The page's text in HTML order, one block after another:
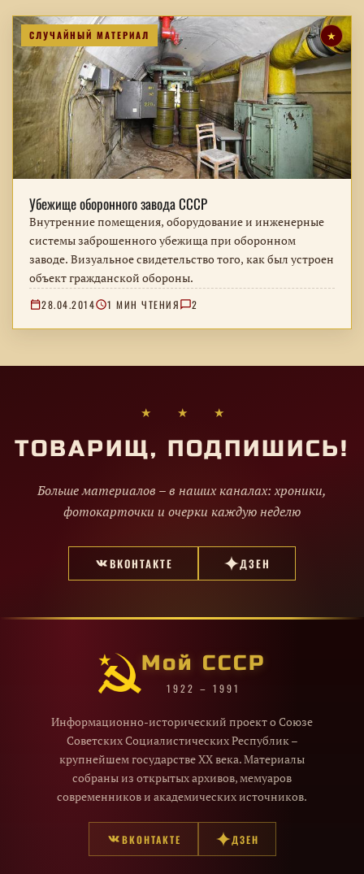
СЛУЧАЙНЫЙ МАТЕРИАЛ ★
Убежище оборонного завода СССР
Внутренние помещения, оборудование и инженерные
системы заброшенного убежища при оборонном
заводе. Визуальное свидетельство того, как был устроен
объект гражданской обороны.
28.04.2014 1 МИН ЧТЕНИЯ 2
★ ★ ★
ТОВАРИЩ, ПОДПИШИСЬ!
Больше материалов – в наших каналах: хроники,
фотокарточки и очерки каждую неделю
ВКОНТАКТЕ ДЗЕН
Мой СССР
1922 – 1991
Информационно-исторический проект о Союзе
Советских Социалистических Республик –
крупнейшем государстве XX века. Материалы
собраны из открытых архивов, мемуаров
современников и академических источников.
ВКОНТАКТЕ ДЗЕН